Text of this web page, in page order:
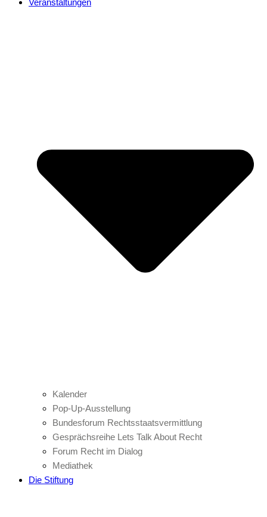
Veranstaltungen
Kalender
Pop-Up-Ausstellung
Bundesforum Rechtsstaatsvermittlung
Gesprächsreihe Lets Talk About Recht
Forum Recht im Dialog
Mediathek
Die Stiftung